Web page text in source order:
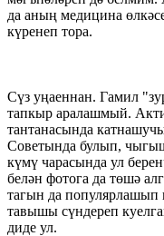
да аның медицина
күренеп тора.
Сүз уңаеннан. Гамил
тапкыр аралашмый.
тантанасында
Советында булып,
күмү чарасында ул
белән фотога да төшә
тагын да популярлашып
тавышы сүндереп
диде ул.